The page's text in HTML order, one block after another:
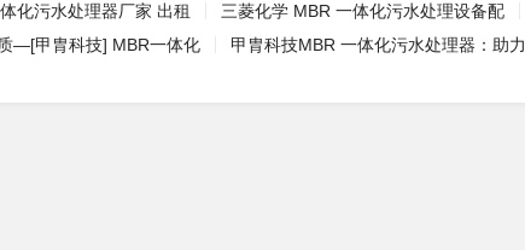
化污水处理器厂家 出租
三菱化学 MBR 一体化污水处理设备配
—[甲胄科技] MBR一体化
甲胄科技MBR 一体化污水处理器：助力